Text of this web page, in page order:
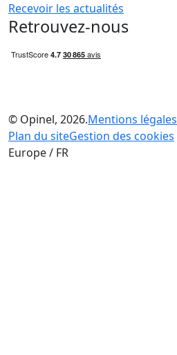
Recevoir les actualités
Retrouvez-nous
© Opinel, 2026.Mentions légales
Plan du siteGestion des cookies
Europe / FR